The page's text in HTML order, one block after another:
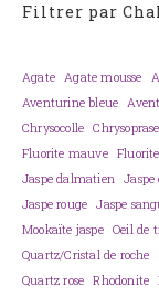
Filtrer par
Agate Agate mousse
Aventurine bleue
Chrysocolle
Chrysoprase
Fluorite mauve
Jaspe dalmatien
Jaspe rouge
Jaspe
Mookaïte jaspe Oeil de
Quartz/Cristal de roche
Quartz rose
Rhodonite